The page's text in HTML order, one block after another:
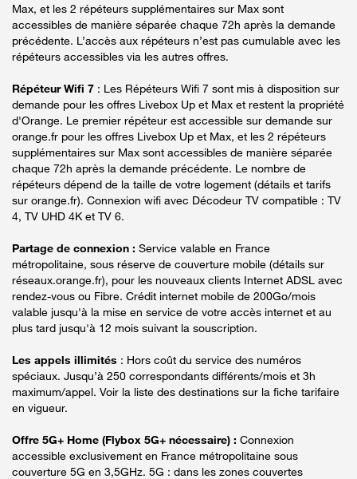
Max, et les 2 répéteurs supplémentaires sur Max sont
accessibles de manière séparée chaque 72h après la demande
précédente. L’accès aux répéteurs n’est pas cumulable avec les
répéteurs accessibles via les autres offres.
Répéteur Wifi 7 : Les Répéteurs Wifi 7 sont mis à disposition sur
demande pour les offres Livebox Up et Max et restent la propriété
d'Orange. Le premier répéteur est accessible sur demande sur
orange.fr pour les offres Livebox Up et Max, et les 2 répéteurs
supplémentaires sur Max sont accessibles de manière séparée
chaque 72h après la demande précédente. Le nombre de
répéteurs dépend de la taille de votre logement (détails et tarifs
sur orange.fr). Connexion wifi avec Décodeur TV compatible : TV
4, TV UHD 4K et TV 6.
Partage de connexion : Service valable en France
métropolitaine, sous réserve de couverture mobile (détails sur
réseaux.orange.fr), pour les nouveaux clients Internet ADSL avec
rendez-vous ou Fibre. Crédit internet mobile de 200Go/mois
valable jusqu'à la mise en service de votre accès internet et au
plus tard jusqu'à 12 mois suivant la souscription.
Les appels illimités : Hors coût du service des numéros
spéciaux. Jusqu’à 250 correspondants différents/mois et 3h
maximum/appel. Voir la liste des destinations sur la fiche tarifaire
en vigueur.
Offre 5G+ Home (Flybox 5G+ nécessaire) : Connexion
accessible exclusivement en France métropolitaine sous
couverture 5G en 3,5GHz. 5G : dans les zones couvertes